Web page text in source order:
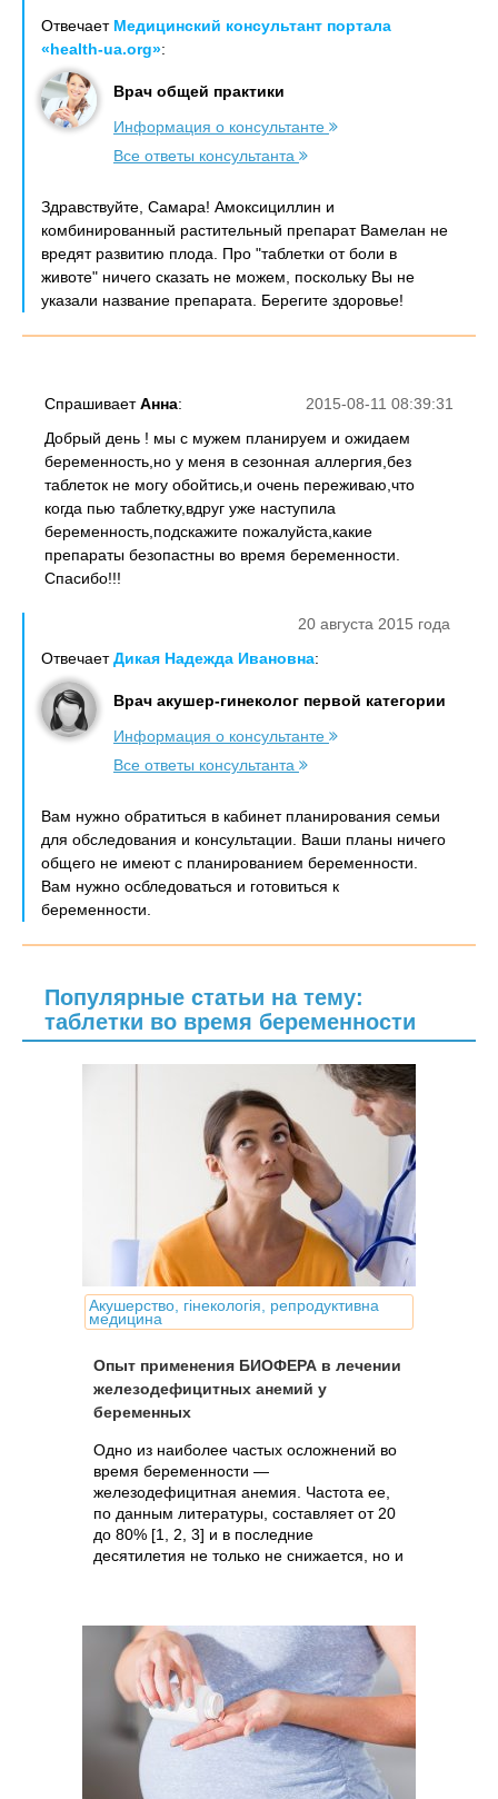
Отвечает Медицинский консультант портала
«health-ua.org»:
Врач общей практики
Информация о консультанте
Все ответы консультанта
Здравствуйте, Самара! Амоксициллин и
комбинированный растительный препарат Вамелан не
вредят развитию плода. Про "таблетки от боли в
животе" ничего сказать не можем, поскольку Вы не
указали название препарата. Берегите здоровье!
2015-08-11 08:39:31
СпрашиваетАнна:
Добрый день ! мы с мужем планируем и ожидаем
беременность,но у меня в сезонная аллергия,без
таблеток не могу обойтись,и очень переживаю,что
когда пью таблетку,вдруг уже наступила
беременность,подскажите пожалуйста,какие
препараты безопастны во время беременности.
Спасибо!!!
20 августа 2015 года
ОтвечаетДикая Надежда Ивановна:
Врач акушер-гинеколог первой категории
Информация о консультанте
Все ответы консультанта
Вам нужно обратиться в кабинет планирования семьи
для обследования и консультации. Ваши планы ничего
общего не имеют с планированием беременности.
Вам нужно осбледоваться и готовиться к
беременности.
Популярные статьи на тему:
таблетки во время беременности
Акушерство, гінекологія, репродуктивна
медицина
Опыт применения БИОФЕРА в лечении
железодефицитных анемий у
беременных
Одно из наиболее частых осложнений во
время беременности —
железодефицитная анемия. Частота ее,
по данным литературы, составляет от 20
до 80% [1, 2, 3] и в последние
десятилетия не только не снижается, но и